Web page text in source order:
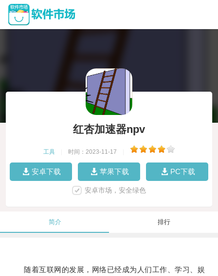
红杏加速器npv
工具 时间：2023-11-17
安卓下载 苹果下载 PC下载
安卓市场，安全绿色
简介 排行
随着互联网的发展，网络已经成为人们工作、学习、娱